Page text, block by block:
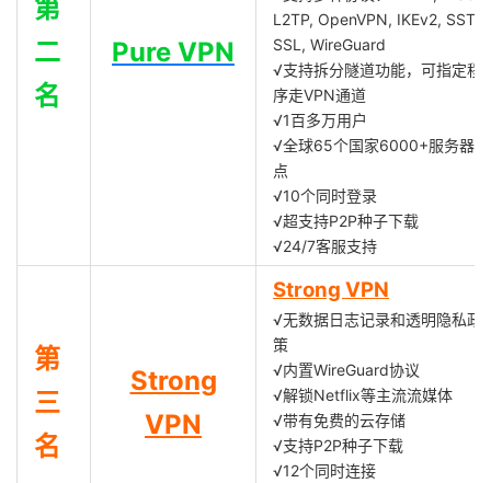
第
二
名
Pure VPN
L2TP, OpenVPN, IKEv2, SSTP,
SSL, WireGuard
√支持拆分隧道功能，可指定程
序走VPN通道
√1百多万用户
√全球65个国家6000+服务器节
点
√10个同时登录
√超支持P2P种子下载
√24/7客服支持
第
三
名
Strong
VPN
Strong VPN
√无数据日志记录和透明隐私政
策
√内置WireGuard协议
√解锁Netflix等主流流媒体
√带有免费的云存储
√支持P2P种子下载
√12个同时连接